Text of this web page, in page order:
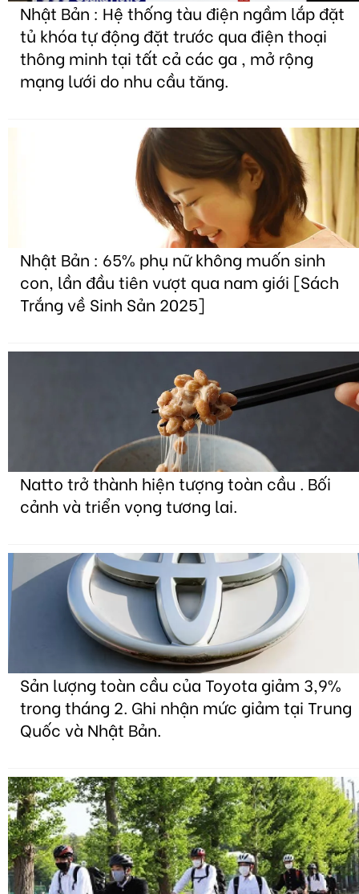
Nhật Bản : Hệ thống tàu điện ngầm lắp đặt
tủ khóa tự động đặt trước qua điện thoại
thông minh tại tất cả các ga , mở rộng
mạng lưới do nhu cầu tăng.
Nhật Bản : 65% phụ nữ không muốn sinh
con, lần đầu tiên vượt qua nam giới [Sách
Trắng về Sinh Sản 2025]
Natto trở thành hiện tượng toàn cầu . Bối
cảnh và triển vọng tương lai.
Sản lượng toàn cầu của Toyota giảm 3,9%
trong tháng 2. Ghi nhận mức giảm tại Trung
Quốc và Nhật Bản.